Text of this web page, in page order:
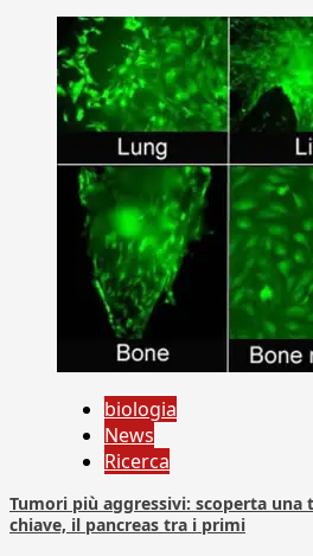
biologia
News
Ricerca
Tumori più aggressivi: scoperta una
chiave, il pancreas tra i primi